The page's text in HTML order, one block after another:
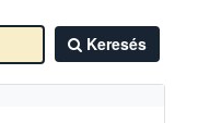
Keresés